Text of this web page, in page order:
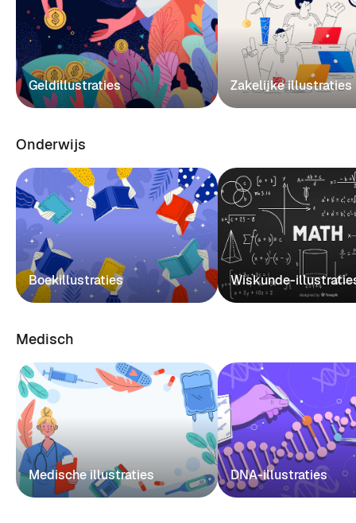
Geldillustraties Zakelijke illustraties
Onderwijs
Boekillustraties Wiskunde-
Medisch
Medische illustraties DNA-illustraties